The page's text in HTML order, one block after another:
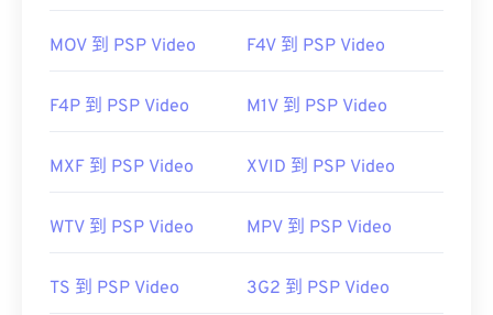
target="_blank">Flash。在 Adobe Flash 7 及更高版
由於 FLV 基於開放標準，因此可以在許多非 Adobe
體播放器、Zoom Player 、Eltima Elmedia播放器
MOV 到 PSP Video F4V 到 PSP Video
F4P 到 PSP Video M1V 到 PSP Video
MXF 到 PSP Video XVID 到 PSP Video
WTV 到 PSP Video MPV 到 PSP Video
TS 到 PSP Video 3G2 到 PSP Video